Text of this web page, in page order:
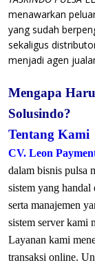
menawarkan
yang sudah
sekaligus
menjadi agen
Mengapa
Solusindo?
Tentang Kami
CV. Leon
dalam bisnis pulsa
sistem yang
serta manajemen
sistem server kami
Layanan kami
transaksi online.